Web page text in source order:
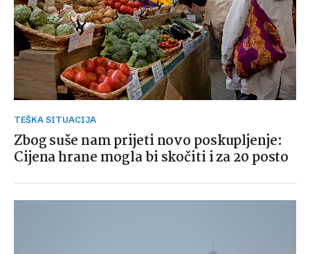
TEŠKA SITUACIJA
Zbog suše nam prijeti novo poskupljenje:
Cijena hrane mogla bi skočiti i za 20 posto